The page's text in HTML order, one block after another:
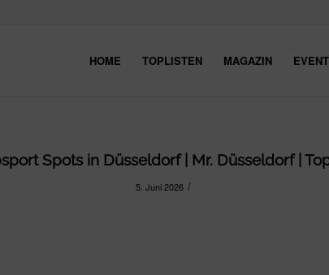
HOME TOPLISTEN MAGAZIN
Spots in Düsseldorf | Mr. Düsseldorf |
5. Juni 2026 /